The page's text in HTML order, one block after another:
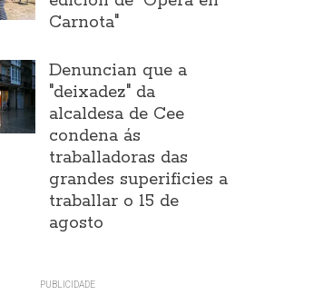
Carnota"
Denuncian que a
"deixadez" da
alcaldesa de Cee
condena ás
traballadoras das
grandes superificies a
traballar o 15 de
agosto